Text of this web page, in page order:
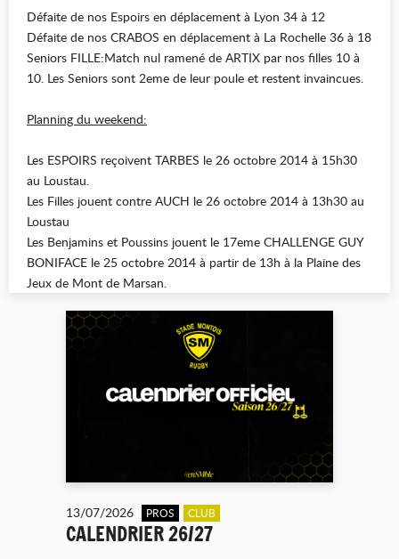
Défaite de nos Espoirs en déplacement à Lyon 34 à 12
Défaite de nos CRABOS en déplacement à La Rochelle 36 à 18
Seniors FILLE:Match nul ramené de ARTIX par nos filles 10 à
10. Les Seniors sont 2eme de leur poule et restent invaincues.
Planning du weekend:
Les ESPOIRS reçoivent TARBES le 26 octobre 2014 à 15h30
au Loustau.
Les Filles jouent contre AUCH le 26 octobre 2014 à 13h30 au
Loustau
Les Benjamins et Poussins jouent le 17eme CHALLENGE GUY
BONIFACE le 25 octobre 2014 à partir de 13h à la Plaine des
Jeux de Mont de Marsan.
13/07/2026 PROS CLUB
CALENDRIER 26/27